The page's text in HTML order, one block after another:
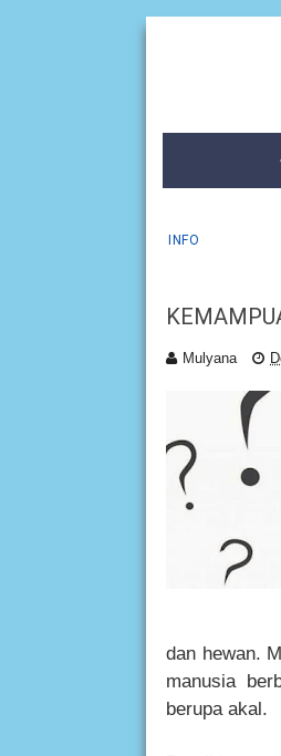
INFO
Mulyana
dan hewan.
manusia
berupa akal.